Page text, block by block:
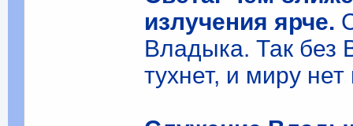
излучения ярче.
Владыка. Так без
тухнет, и миру